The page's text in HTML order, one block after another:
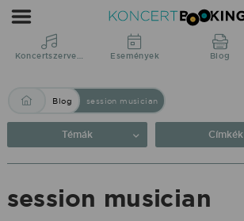
Blog:
session
musician
KoncertBooking
Közvetlenül
a
Koncertszervezés Események Blog
Blog session musician
Témák Címkék
session musician